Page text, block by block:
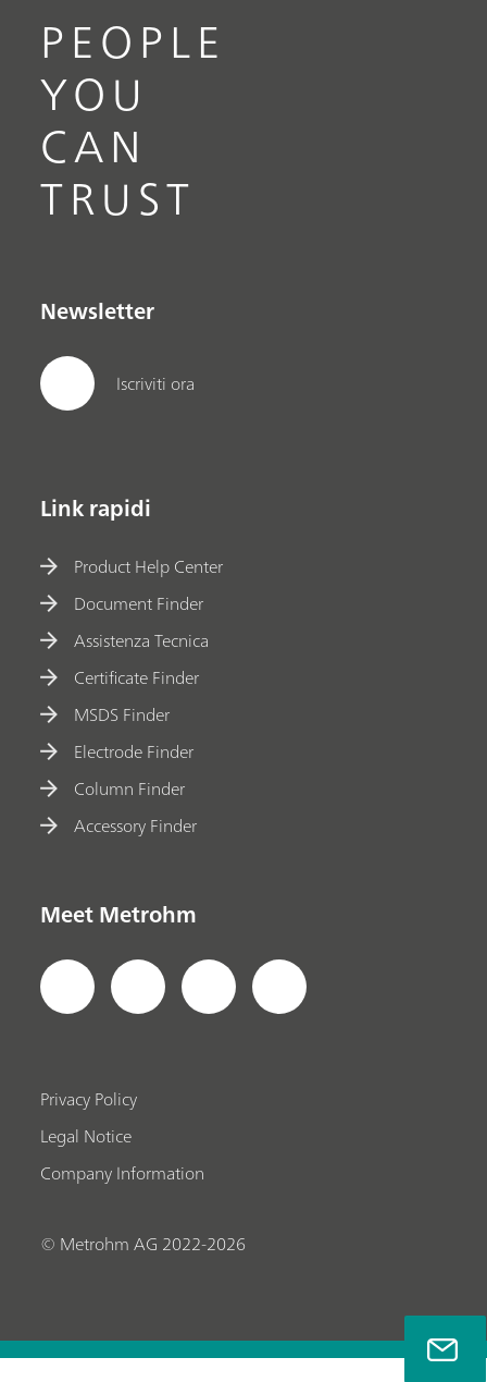
PEOPLE
YOU
CAN
TRUST
Newsletter
Iscriviti ora
Link rapidi
Product Help Center
Document Finder
Assistenza Tecnica
Certificate Finder
MSDS Finder
Electrode Finder
Column Finder
Accessory Finder
Meet Metrohm
Privacy Policy
Legal Notice
Company Information
© Metrohm AG 2022-2026